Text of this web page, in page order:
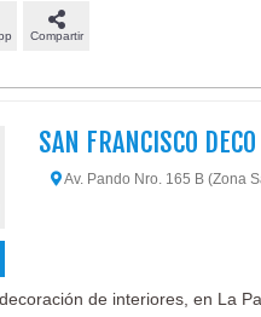
Compartir
SAN FRANCISCO DECO
Av. Pando Nro. 165 B (Zona
de interiores, en La